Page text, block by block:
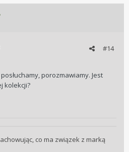
zgłoszenia
#14
porozmawiamy. Jest
kolekcji?
co ma związek z marką